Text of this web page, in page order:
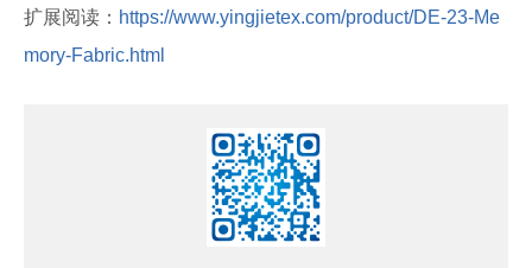
扩展阅读： https://www.yingjietex.com/product/DE-23-Me
mory-Fabric.html